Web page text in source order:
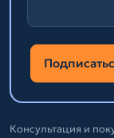
Консультация и